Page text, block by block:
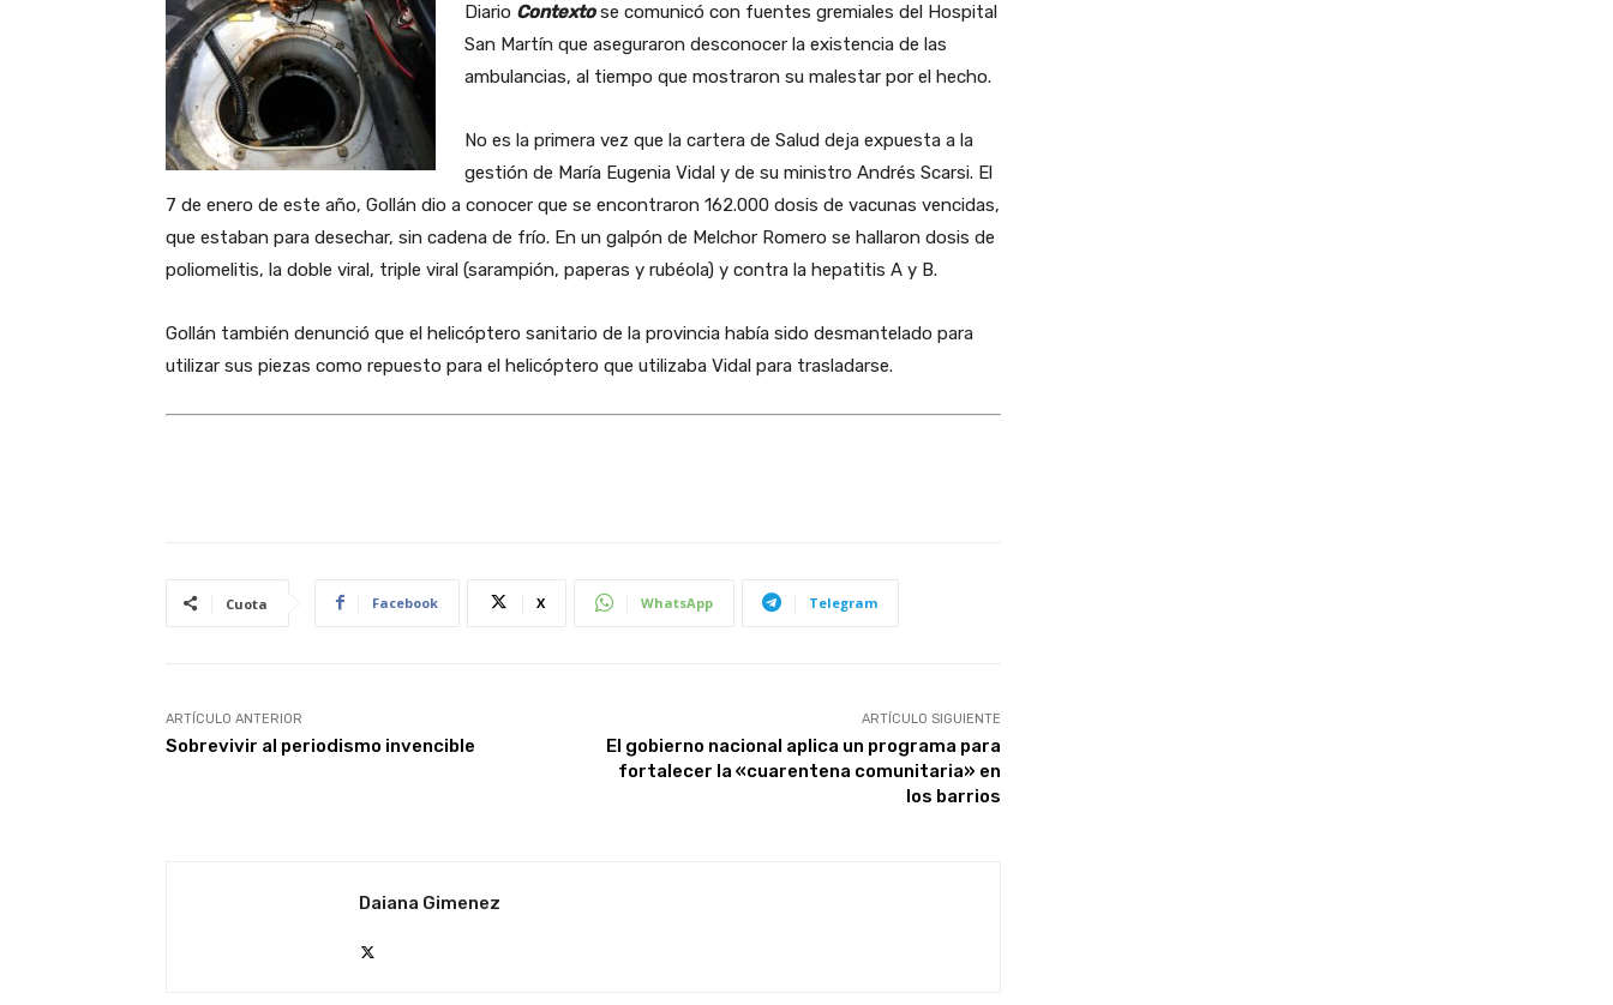
Diario Contextose comunicó con fuentes gremiales del Hospital
San Martín que aseguraron desconocer la existencia de las
ambulancias, al tiempo que mostraron su malestar por el hecho.
No es la primera vez que la cartera de Salud deja expuesta a la
gestión de María Eugenia Vidal y de su ministro Andrés Scarsi. El
7 de enero de este año, Gollán dio a conocer que se encontraron 162.000 dosis de vacunas vencidas,
que estaban para desechar, sin cadena de frío. En un galpón de Melchor Romero se hallaron dosis de
poliomelitis, la doble viral, triple viral (sarampión, paperas y rubéola) y contra la hepatitis A y B.
Gollán también denunció que el helicóptero sanitario de la provincia había sido desmantelado para
utilizar sus piezas como repuesto para el helicóptero que utilizaba Vidal para trasladarse.
Cuota Facebook X WhatsApp Telegram
ARTÍCULO ANTERIOR
Sobrevivir al periodismo invencible
ARTÍCULO SIGUIENTE
El gobierno nacional aplica un programa para
fortalecer la «cuarentena comunitaria» en
los barrios
Daiana Gimenez